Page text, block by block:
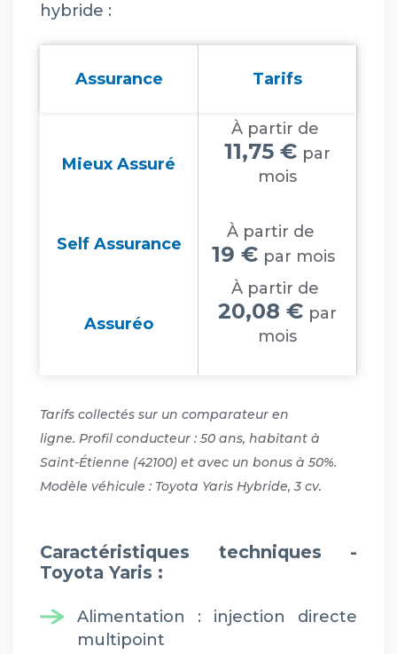
hybride :
Assurance Tarifs
Mieux Assuré
À partir de
11,75 € par
mois
Self Assurance
À partir de
19 € par mois
Assuréo
À partir de
20,08 € par
mois
Tarifs collectés sur un comparateur en
ligne. Profil conducteur : 50 ans, habitant à
Saint-Étienne (42100) et avec un bonus à 50%.
Modèle véhicule : Toyota Yaris Hybride, 3 cv.
Caractéristiques techniques -
Toyota Yaris :
Alimentation : injection directe
multipoint